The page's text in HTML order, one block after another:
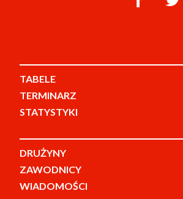
TABELE
TERMINARZ
STATYSTYKI
DRUŻYNY
ZAWODNICY
WIADOMOŚCI